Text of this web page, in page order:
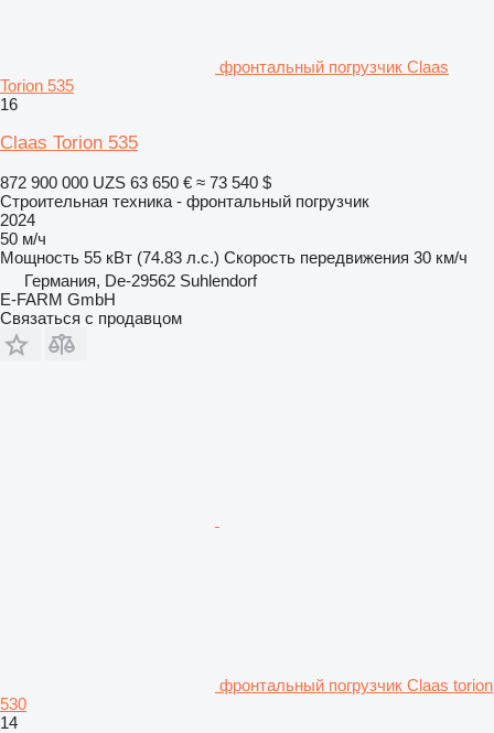
фронтальный погрузчик Claas
Torion 535
16
Claas Torion 535
872 900 000 UZS 63 650 € ≈ 73 540 $
Строительная техника - фронтальный погрузчик
2024
50 м/ч
Мощность 55 кВт (74.83 л.с.) Скорость передвижения 30 км/ч
Германия, De-29562 Suhlendorf
E-FARM GmbH
Связаться с продавцом
фронтальный погрузчик Claas torion
530
14